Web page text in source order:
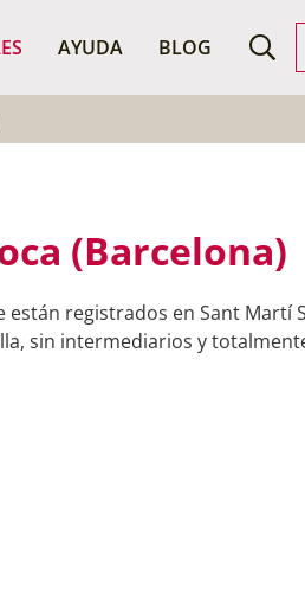
AYUDA BLOG
BUSCAR PROFESIONALES
(Barcelona)
registrados en Sant Martí
sin intermediarios y